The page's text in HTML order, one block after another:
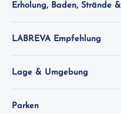
Erholung, Baden, Strände
LABREVA Empfehlung
Lage & Umgebung
Parken